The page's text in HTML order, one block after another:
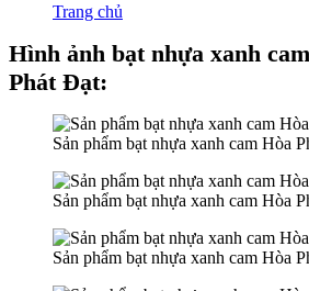
Trang chủ
Hình ảnh bạt nhựa xanh
Phát Đạt:
Sản phẩm bạt nhựa xanh cam Hòa
Sản phẩm bạt nhựa xanh cam Hòa
Sản phẩm bạt nhựa xanh cam Hòa